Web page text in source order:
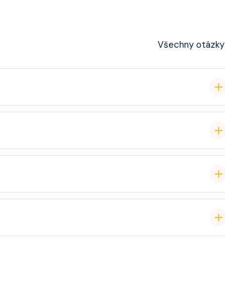
Všechny otázky